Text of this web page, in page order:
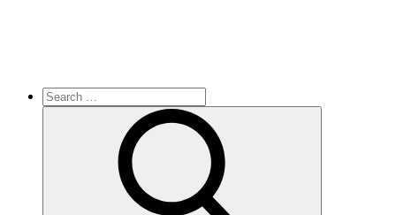
Search
for: